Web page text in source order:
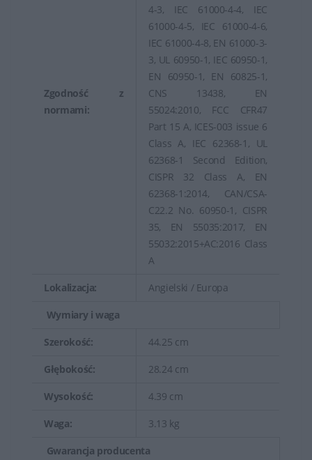
Zgodność z
normami:
4-3, IEC 61000-4-4, IEC
61000-4-5, IEC 61000-4-6,
IEC 61000-4-8, EN 61000-3-
3, UL 60950-1, IEC 60950-1,
EN 60950-1, EN 60825-1,
CNS 13438, EN
55024:2010, FCC CFR47
Part 15 A, ICES-003 issue 6
Class A, IEC 62368-1, UL
62368-1 Second Edition,
CISPR 32 Class A, EN
62368-1:2014, CAN/CSA-
C22.2 No. 60950-1, CISPR
35, EN 55035:2017, EN
55032:2015+AC:2016 Class
A
Lokalizacja: Angielski / Europa
Wymiary i waga
Szerokość: 44.25 cm
Głębokość: 28.24 cm
Wysokość: 4.39 cm
Waga: 3.13 kg
Gwarancja producenta